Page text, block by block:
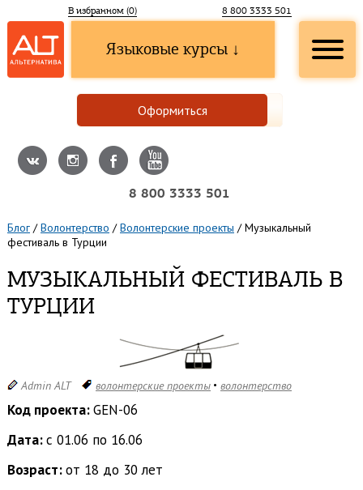
В избранном (0) 8 800 3333 501
Языковые курсы ↓
Оформиться
8 800 3333 501
Блог /Волонтерство /Волонтерские проекты /Музыкальный
фестиваль в Турции
МУЗЫКАЛЬНЫЙ ФЕСТИВАЛЬ В
ТУРЦИИ
Admin ALT волонтерские проекты волонтерство
Код проекта:GEN-06
Дата:с 01.06 по 16.06
Возраст:от 18 до 30 лет